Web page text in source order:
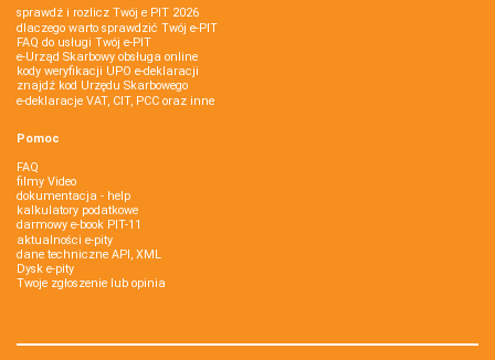
sprawdź i rozlicz Twój e PIT 2026
dlaczego warto sprawdzić Twój e-PIT
FAQ do usługi Twój e-PIT
e-Urząd Skarbowy obsługa online
kody weryfikacji UPO e-deklaracji
znajdź kod Urzędu Skarbowego
e-deklaracje VAT, CIT, PCC oraz inne
Pomoc
FAQ
filmy Video
dokumentacja - help
kalkulatory podatkowe
darmowy e-book PIT-11
aktualności e-pity
dane techniczne API, XML
Dysk e-pity
Twoje zgłoszenie lub opinia